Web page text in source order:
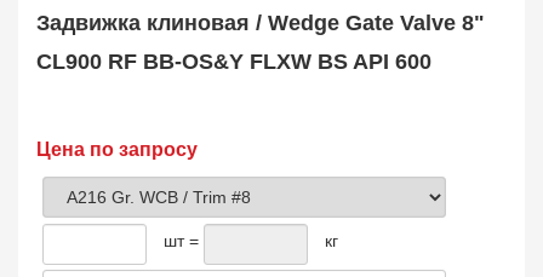
Клапан обратный
Plug Valve
148
Затвор дисковый
Фильтр сетчатый
Strainer
1138
Задвижка клиновая / Wedge Gate Valve 8"
CL900 RF BB-OS&Y FLXW BS API 600
Цена по запросу
шт = кг